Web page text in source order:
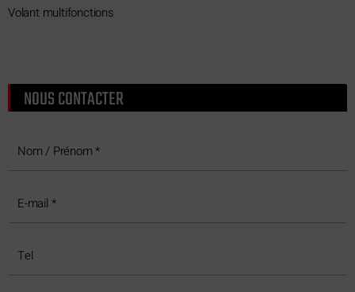
Volant multifonctions
NOUS CONTACTER